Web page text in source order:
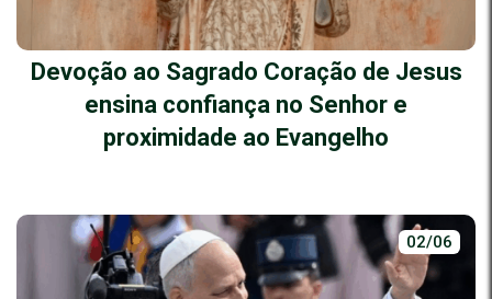
Devoção ao Sagrado Coração de Jesus
ensina confiança no Senhor e
proximidade ao Evangelho
02/06